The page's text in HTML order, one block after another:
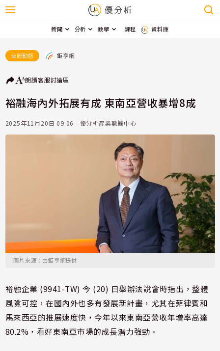
新聞 分析 教學 課程 資料庫
台股動態 鉅亨網
朗讀客服討論區
裕融海內外拓展有成 東南亞營收暴增8成
2025年11月20日 09:06 - 優分析產業數據中心
圖片來源：由鉅亨網提供
裕融企業 (9941-TW) 今 (20) 日舉辦法說會時指出，整體
風險可控，在國內外也多有發展新計畫，尤其在菲律賓和
馬來西亞的推展速度快，今年以來東南亞營收年增率高達
80.2%，看好東南亞市場的成長潛力強勁。